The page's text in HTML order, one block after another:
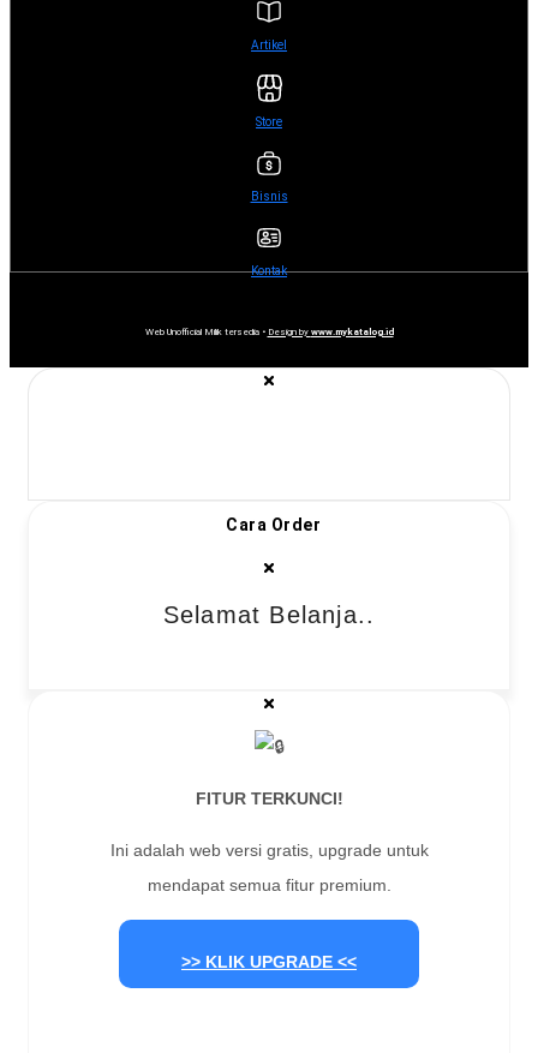
Artikel
Store
Bisnis
Kontak
Web Unofficial Milik tersedia • Design by www.mykatalog.id
Cara Order
Selamat Belanja..
FITUR TERKUNCI!
Ini adalah web versi gratis, upgrade untuk
mendapat semua fitur premium.
>> KLIK UPGRADE <<